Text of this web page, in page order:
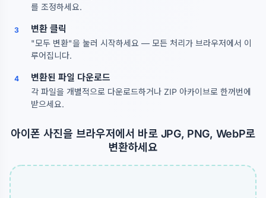
를 조정하세요.
3 변환 클릭
"모두 변환"을 눌러 시작하세요 — 모든 처리가 브라우저에서 이
루어집니다.
4 변환된 파일 다운로드
각 파일을 개별적으로 다운로드하거나 ZIP 아카이브로 한꺼번에
받으세요.
아이폰 사진을 브라우저에서 바로 JPG, PNG, WebP로
변환하세요